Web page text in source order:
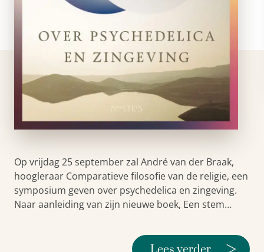
Op vrijdag 25 september zal André van der Braak,
hoogleraar Comparatieve filosofie van de religie, een
symposium geven over psychedelica en zingeving.
Naar aanleiding van zijn nieuwe boek, Een stem…